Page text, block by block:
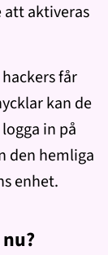
aktiveras
får
kan de
in på
den hemliga
enhet.